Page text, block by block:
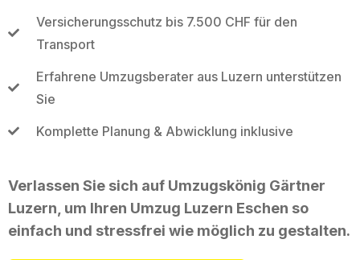
Versicherungsschutz bis 7.500 CHF für den
Transport
Erfahrene Umzugsberater aus Luzern unterstützen
Sie
Komplette Planung & Abwicklung inklusive
Verlassen Sie sich auf Umzugskönig Gärtner
Luzern, um Ihren Umzug Luzern Eschen so
einfach und stressfrei wie möglich zu gestalten.